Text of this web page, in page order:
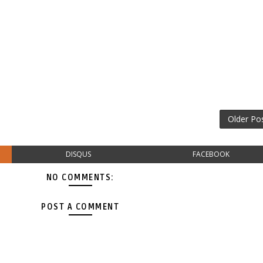
Older
DISQUS FACEBOOK
NO COMMENTS:
POST A COMMENT